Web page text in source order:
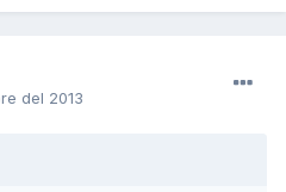
del 2013